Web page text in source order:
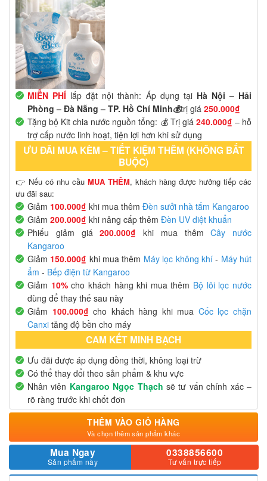
MIỄN PHÍ lắp đặt nội thành: Áp dụng tại Hà Nội – Hải
Phòng – Đà Nẵng – TP. Hồ Chí Minh💰trị giá 250.000₫
Tặng bộ Kit chia nước nguồn tổng: 💰 Trị giá 240.000₫ – hỗ
trợ cấp nước linh hoạt, tiện lợi hơn khi sử dụng
ƯU ĐÃI MUA KÈM – TIẾT KIỆM THÊM (KHÔNG BẮT
BUỘC)
👉 Nếu có nhu cầu MUA THÊM, khách hàng được hưởng tiếp các
ưu đãi sau:
Giảm 100.000₫ khi mua thêm Đèn sưởi nhà tắm Kangaroo
Giảm 200.000₫ khi nâng cấp thêm Đèn UV diệt khuẩn
Phiếu giảm giá200.000₫ khi mua thêmCây nước
Kangaroo
Giảm 150.000₫ khi mua thêm Máy lọc không khí- Máy hút
ẩm - Bếp điện từ Kangaroo
Giảm 10%cho khách hàng khi mua thêm Bộ lõi lọc nước
dùng để thay thế sau này
Giảm 100.000₫ cho khách hàng khi mua Cốc lọc chặn
Canxi tăng độ bền cho máy
CAM KẾT MINH BẠCH
Ưu đãi được áp dụng đồng thời, không loại trừ
Có thể thay đổi theo sản phẩm & khu vực
Nhân viên Kangaroo Ngọc Thạch sẽ tư vấn chính xác –
rõ ràng trước khi chốt đơn
THÊM VÀO GIỎ HÀNG
Và chọn thêm sản phẩm khác
Mua Ngay
Sản phẩm này
0338856600
Tư vấn trực tiếp